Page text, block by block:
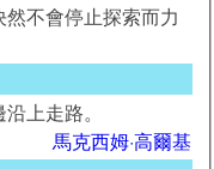
不會停止探索而力
上走路。
馬克西姆·高爾基